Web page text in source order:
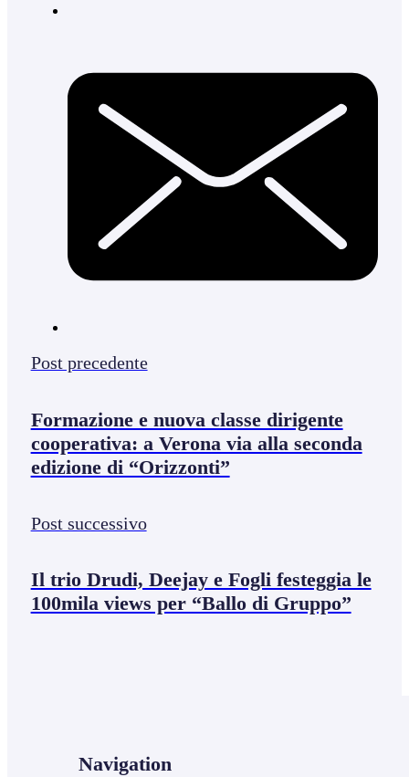
Post precedente
Formazione e nuova classe dirigente
cooperativa: a Verona via alla seconda
edizione di “Orizzonti”
Post successivo
Il trio Drudi, Deejay e Fogli festeggia le
100mila views per “Ballo di Gruppo”
Navigation